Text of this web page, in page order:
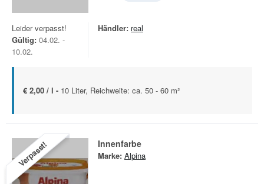
Leider verpasst!
Gültig: 04.02. -
10.02.
Händler: real
€ 2,00 / l - 10 Liter, Reichweite: ca. 50 - 60 m²
Verpasst! Innenfarbe
Marke: Alpina